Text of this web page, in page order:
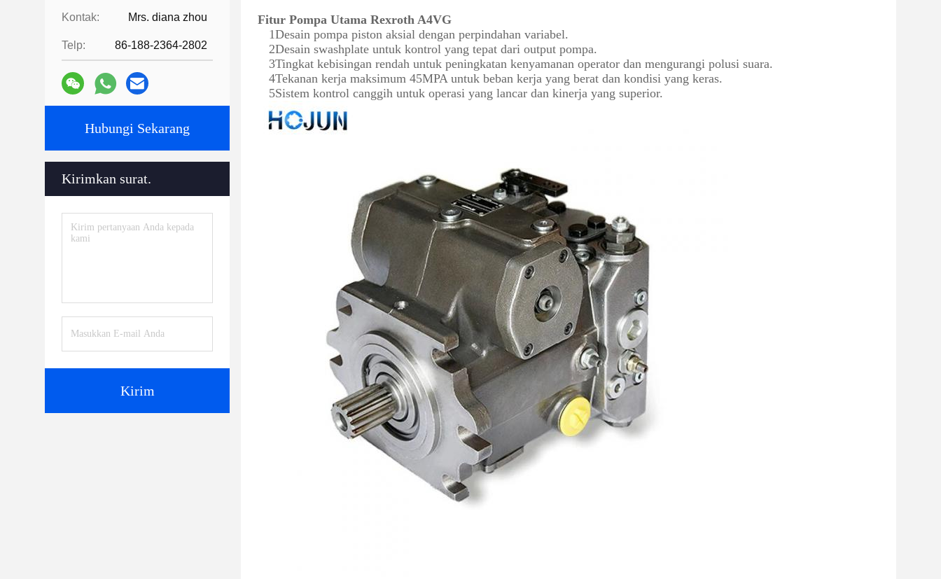
Kontak: Mrs. diana zhou
Telp: 86-188-2364-2802
Hubungi Sekarang
Kirimkan surat.
Kirim
Fitur Pompa Utama Rexroth A4VG
1Desain pompa piston aksial dengan perpindahan variabel.
2Desain swashplate untuk kontrol yang tepat dari output pompa.
3Tingkat kebisingan rendah untuk peningkatan kenyamanan operator dan mengurangi polusi suara.
4Tekanan kerja maksimum 45MPA untuk beban kerja yang berat dan kondisi yang keras.
5Sistem kontrol canggih untuk operasi yang lancar dan kinerja yang superior.